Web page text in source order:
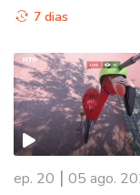
7 dias
ep. 20 | 05 ago.